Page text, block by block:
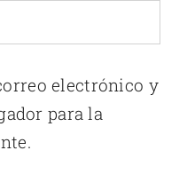
electrónico y
para la